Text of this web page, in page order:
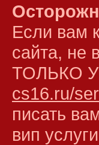
Если вам
сайта, не
ТОЛЬКО
cs16.ru/
писать
вип